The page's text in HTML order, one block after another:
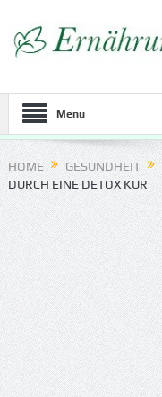
Menu
HOME GESUNDHEIT
DURCH EINE DETOX KUR